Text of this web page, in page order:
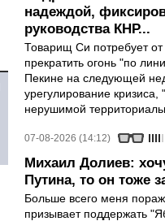
надеждой,
руководства КНР...
Товарищ Си потребует
прекратить огонь "по
Пекине на следующей
урегулирование
нерушимой
07-08-2026 (14:12)
Михаил Долиев:
Путина, то он тоже
Больше всего меня
призывает поддержать